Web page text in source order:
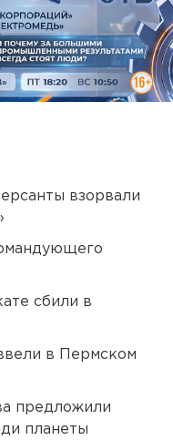
взорвали
сбили в
в Пермском
предложили
планеты